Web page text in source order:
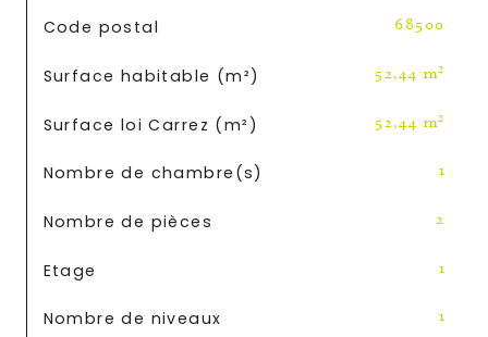
TRAD_SIROCCO_Caracteristique
Code postal 68500
Surface habitable (m²) 52,44 m²
Surface loi Carrez (m²) 52,44 m²
Nombre de chambre(s) 1
Nombre de pièces 2
Etage 1
Nombre de niveaux 1